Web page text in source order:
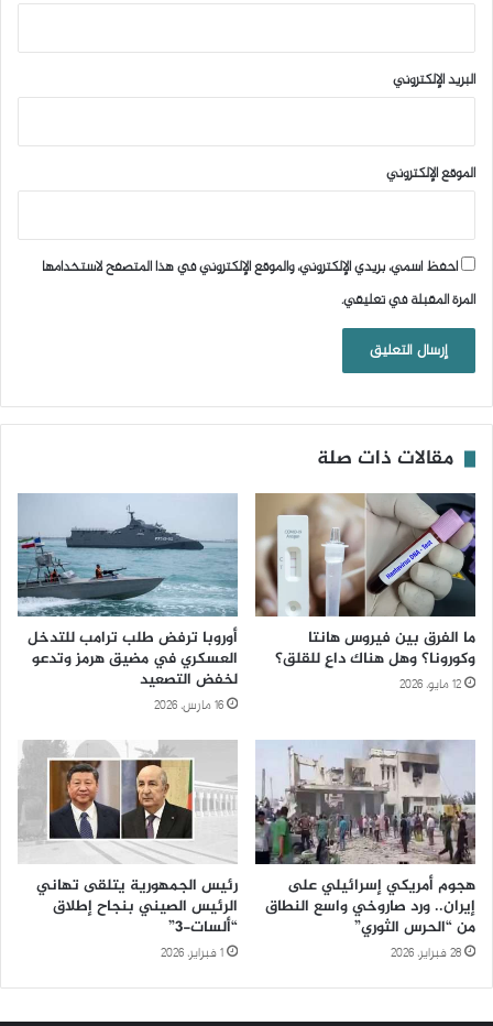
البريد الإلكتروني
الموقع الإلكتروني
احفظ اسمي، بريدي الإلكتروني، والموقع الإلكتروني في هذا المتصفح لاستخدامها
المرة المقبلة في تعليقي.
مقالات ذات صلة
ما الفرق بين فيروس هانتا
وكورونا؟ وهل هناك داعٍ للقلق؟
12 مايو، 2026
أوروبا ترفض طلب ترامب للتدخل
العسكري في مضيق هرمز وتدعو
لخفض التصعيد
16 مارس، 2026
هجوم أمريكي إسرائيلي على
إيران.. ورد صاروخي واسع النطاق
من “الحرس الثوري”
28 فبراير، 2026
رئيس الجمهورية يتلقى تهاني
الرئيس الصيني بنجاح إطلاق
“ألسات-3”
1 فبراير، 2026